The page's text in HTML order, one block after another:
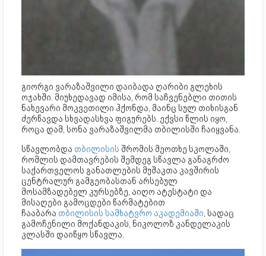
გიორგი ვარაზაშვილი დაიბადა ღარიბი გლეხის
ოჯახში. მიუხედავად იმისა, რომ საჩვენებლი თითის
ნახევარი მოკვეთილი ჰქონდა, მაინც სულ თიხისგან
ძერწავდა სხვადასხვა ფიგურებს. ექვსი წლის იყო,
როცა დამ, სონა ვარაზაშვილმა თბილისში ჩაიყვანა.
სწავლობდა თბილისის შრომის მეოთხე სკოლაში,
რომლის დამთავრების შემდეგ სწავლა განაგრძო
საქართველოს განათლების მუშაკთა კავშირის
ცენტრალურ გამგეობასთან არსებულ
მოსამზადებელ კურსებზე, აიღო ატესტატი და
მისაღები გამოცდები წარმატებით
ჩააბარა თბილისის სამხატვრო აკადემიაში, სადაც
გამოჩენილი მოქანდაკის, ნიკოლოზ კანდელაკის
კლასში დაიწყო სწავლა.